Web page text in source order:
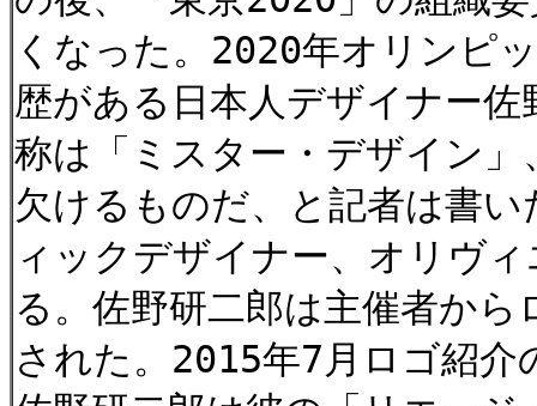
くなった。2020年オリンピ
歴がある日本人デザイナー
称は「ミスター・デザイン
欠けるものだ、と記者は書
ィックデザイナー、オリヴ
る。佐野研二郎は主催者か
された。2015年7月ロゴ紹